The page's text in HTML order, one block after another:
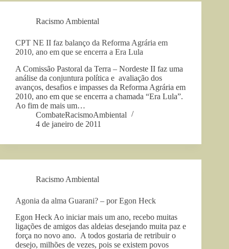
Racismo Ambiental
CPT NE II faz balanço da Reforma Agrária em
2010, ano em que se encerra a Era Lula
A Comissão Pastoral da Terra – Nordeste II faz uma
análise da conjuntura política e avaliação dos
avanços, desafios e impasses da Reforma Agrária em
2010, ano em que se encerra a chamada “Era Lula”.
Ao fim de mais um…
CombateRacismoAmbiental
4 de janeiro de 2011
Racismo Ambiental
Agonia da alma Guarani? – por Egon Heck
Egon Heck Ao iniciar mais um ano, recebo muitas
ligações de amigos das aldeias desejando muita paz e
força no novo ano. A todos gostaria de retribuir o
desejo, milhões de vezes, pois se existem povos